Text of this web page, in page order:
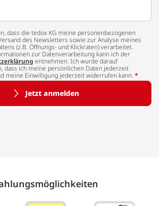
dass die tedox KG meine personenbezogenen
des Newsletters sowie zur Analyse meines
(z.B. Öffnungs- und Klickraten) verarbeitet.
zur Datenverarbeitung kann ich der
entnehmen. Ich wurde darauf
dass ich meine persönlichen Daten jederzeit
meine Einwilligung jederzeit widerrufen kann. *
Jetzt anmelden